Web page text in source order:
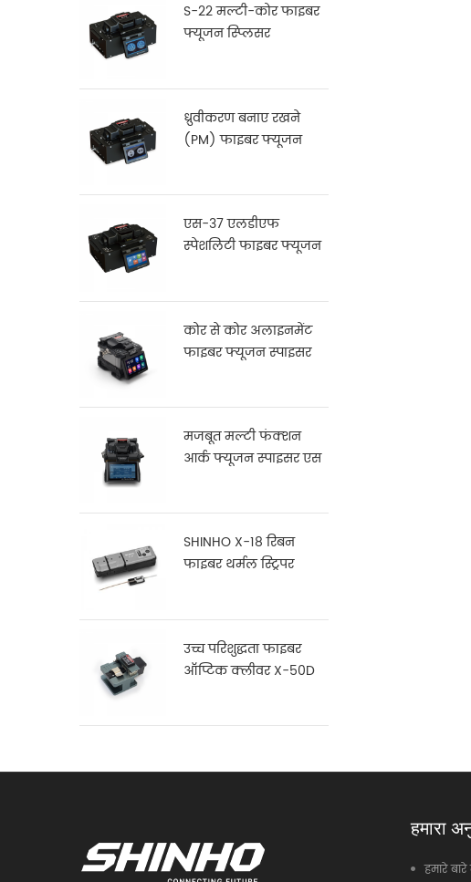
S-22 मल्टी-कोर फाइबर
फ्यूजन स्प्लिसर
ध्रुवीकरण बनाए रखने
(PM) फाइबर फ्यूजन
एस-37 एलडीएफ
स्पेशलिटी फाइबर फ्यूजन
कोर से कोर अलाइनमेंट
फाइबर फ्यूजन स्पाइसर
मजबूत मल्टी फंक्शन
आर्क फ्यूजन स्पाइसर एस
SHINHO X-18 रिबन
फाइबर थर्मल स्ट्रिपर
उच्च परिशुद्धता फाइबर
ऑप्टिक क्लीवर X-50D
हमारा
हमारे